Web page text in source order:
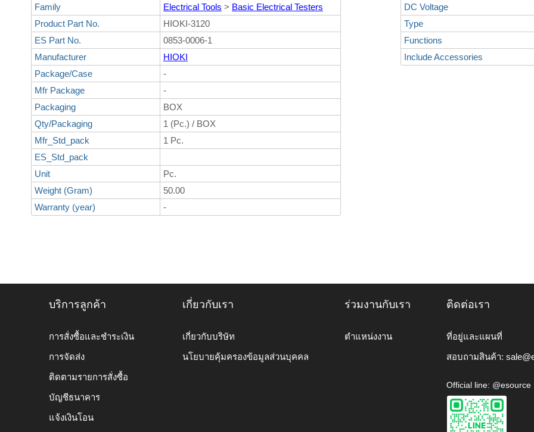
Family
Electrical Tools > Basic Electrical Testers
Product Part No.
HIOKI-3120
ES Part No.
0853-0006-1
Manufacturer
HIOKI
Package/Case
-
Mfr Package
-
Packaging
BOX
Qty/Packaging
1 (Pc.) / BOX
Mfr_Std_pack
1 Pc.
ES_Std_pack
Unit
Pc.
Weight (Gram)
50.00
Warranty (year)
-
DC Voltage
Type
Functions
Include Accessories
บริการลูกค้า
การสั่งซื้อและชำระเงิน
การจัดส่ง
ติดตามรายการสั่งซื้อ
บัญชีธนาคาร
แจ้งเงินโอน
เกี่ยวกับเรา
เกี่ยวกับบริษัท
นโยบายคุ้มครองข้อมูลส่วนบุคคล
ร่วมงานกับเรา
ตำแหน่งงาน
ติดต่อเรา
ที่อยู่และแผนที่
สอบถามสินค้า:
Official line: @esource